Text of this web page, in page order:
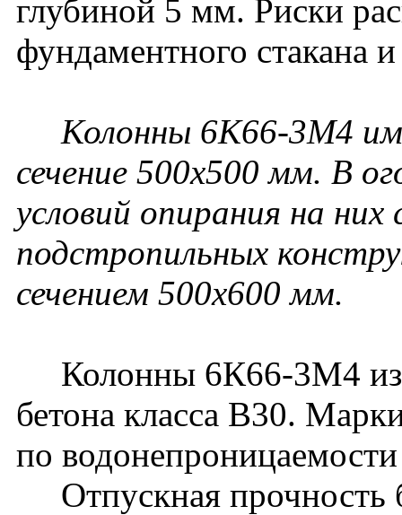
глубиной 5 мм. Риски
фундаментного стакана
Колонны 6К66-3М4
сечение 500х500 мм. В
условий опирания на
подстропильных
сечением 500х600 мм.
Колонны 6К66-3М4
бетона класса В30.
по
Отпускная прочность